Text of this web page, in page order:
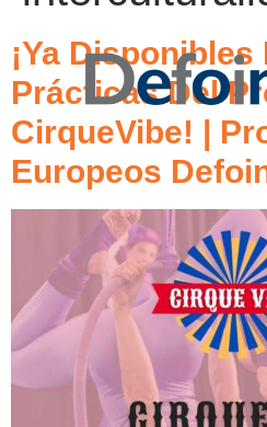
¡Ya
Prácticas Del
CirqueVibe! |
Europeos